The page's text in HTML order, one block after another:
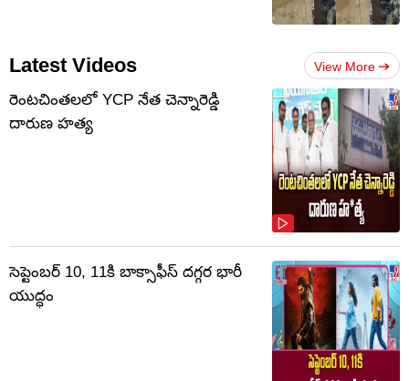
Latest Videos View More
రెంటచింతలలో YCP నేత చెన్నారెడ్డి
దారుణ హత్య
సెప్టెంబర్‌ 10, 11కి బాక్సాఫీస్ దగ్గర భారీ
యుద్ధం